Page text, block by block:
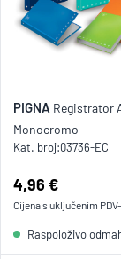
PIGNA Registrator
Monocromo
Kat. broj:03736-EC
Cijena:
4,96 €
Cijena s uključenim PDV
Raspoloživo